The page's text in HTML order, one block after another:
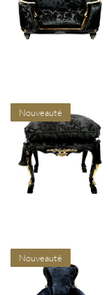
Nouveauté
Nouveauté